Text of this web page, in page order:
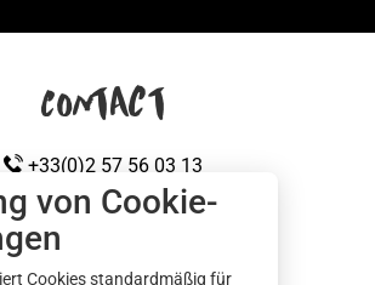
Contact
+33(0)2 57 56 03 13
KONTAKTIEREN SIE UNS
von Cookie-
Cookies standardmäßig für